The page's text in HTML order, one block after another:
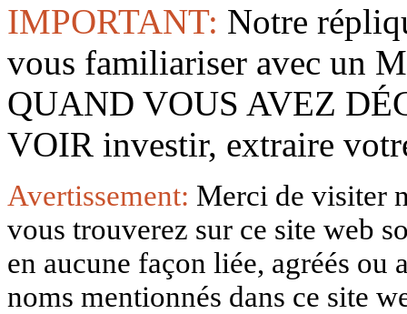
IMPORTANT: Notre
vous familiariser avec un
QUAND VOUS AVEZ
VOIR investir, extraire
Avertissement: Merci de visiter
vous trouverez sur ce site web
en aucune façon liée, agréés
noms mentionnés dans ce site